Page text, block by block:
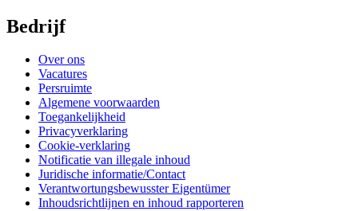
Bedrijf
Over ons
Vacatures
Persruimte
Algemene voorwaarden
Toegankelijkheid
Privacyverklaring
Cookie-verklaring
Notificatie van illegale inhoud
Juridische informatie/Contact
Verantwortungsbewusster Eigentümer
Inhoudsrichtlijnen en inhoud rapporteren